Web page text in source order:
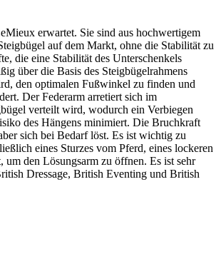
erwartet. Sie sind aus hochwertigem
auf dem Markt, ohne die Stabilität zu
die eine Stabilität des Unterschenkels
über die Basis des Steigbügelrahmens
den optimalen Fußwinkel zu finden und
Der Federarm arretiert sich im
verteilt wird, wodurch ein Verbiegen
des Hängens minimiert. Die Bruchkraft
sich bei Bedarf löst. Es ist wichtig zu
eines Sturzes vom Pferd, eines lockeren
um den Lösungsarm zu öffnen. Es ist sehr
Dressage, British Eventing und British